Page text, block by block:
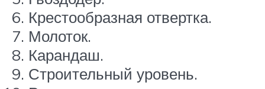
Крестообразная отвертка.
Молоток.
Карандаш.
Строительный уровень.